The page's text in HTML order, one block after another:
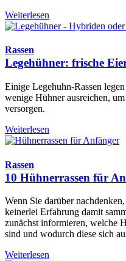
Weiterlesen
Rassen
Legehühner: frische
Einige Legehuhn-Rassen
wenige Hühner ausreichen,
versorgen.
Weiterlesen
Rassen
10 Hühnerrassen für
Wenn Sie darüber
keinerlei Erfahrung damit
zunächst informieren, welche
sind und wodurch diese sich
Weiterlesen